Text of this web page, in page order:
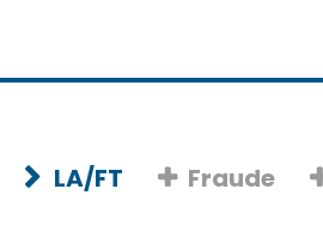
LA/FT Fraude